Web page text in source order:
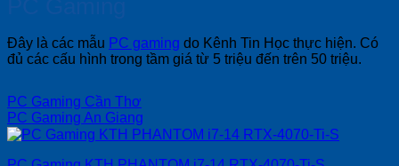
Đây là các mẫu PC gaming do Kênh Tin Học thực hiện. Có
đủ các cấu hình trong tầm giá từ 5 triệu đến trên 50 triệu.
PC Gaming Cần Thơ
PC Gaming An Giang